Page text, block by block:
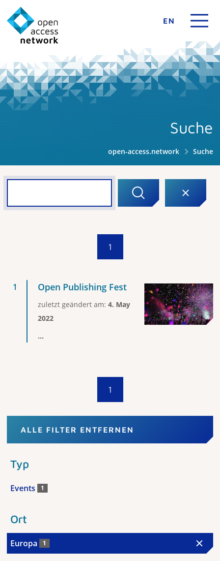
EN
Suche
open-access.network Suche
1
Open Publishing Fest
zuletzt geändert am: 4. May
2022
...
1
ALLE FILTER ENTFERNEN
Typ
Events 1
Ort
Europa 1